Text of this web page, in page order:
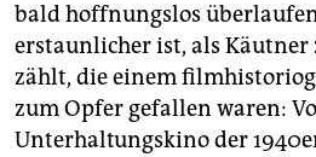
bald hoffnungslos
erstaunlicher ist, als Käutner
zählt, die einem
zum Opfer gefallen waren:
Unterhaltungskino der